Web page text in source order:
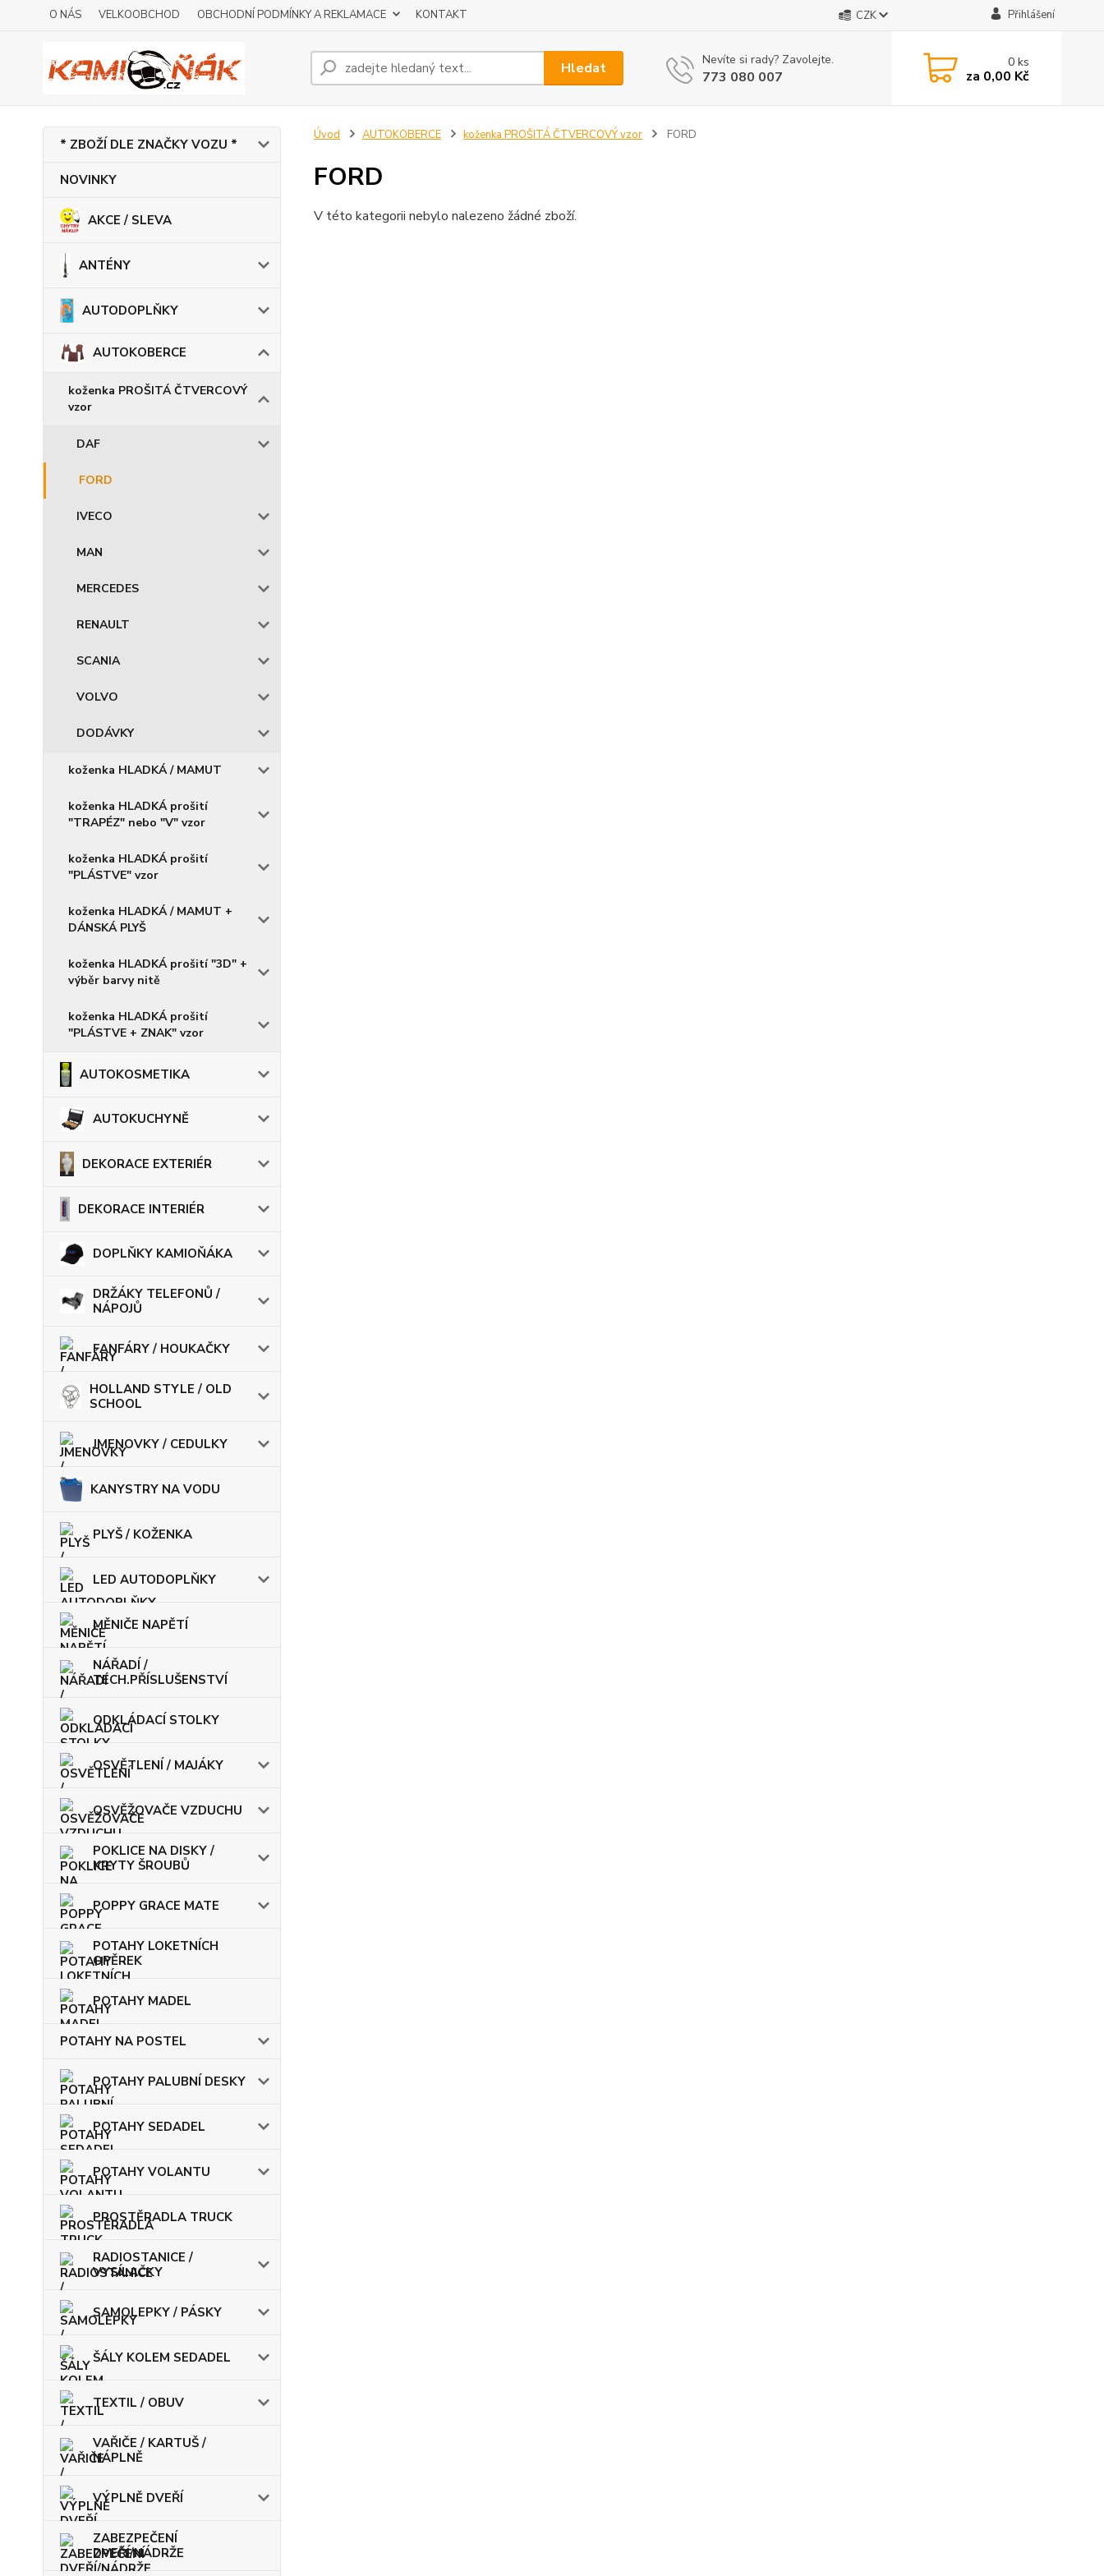
O NÁS VELKOOBCHOD OBCHODNÍ PODMÍNKY A REKLAMACE KONTAKT CZK Přihlášení
Hledat Nevíte si rady? Zavolejte.
773 080 007
0ks
za 0,00 Kč
* ZBOŽÍ DLE ZNAČKY VOZU *
NOVINKY
AKCE / SLEVA
ANTÉNY
AUTODOPLŇKY
AUTOKOBERCE
koženka PROŠITÁ ČTVERCOVÝ
vzor
DAF
FORD
IVECO
MAN
MERCEDES
RENAULT
SCANIA
VOLVO
DODÁVKY
koženka HLADKÁ / MAMUT
koženka HLADKÁ prošití
"TRAPÉZ" nebo "V" vzor
koženka HLADKÁ prošití
"PLÁSTVE" vzor
koženka HLADKÁ / MAMUT +
DÁNSKÁ PLYŠ
koženka HLADKÁ prošití "3D" +
výběr barvy nitě
koženka HLADKÁ prošití
"PLÁSTVE + ZNAK" vzor
AUTOKOSMETIKA
AUTOKUCHYNĚ
DEKORACE EXTERIÉR
DEKORACE INTERIÉR
DOPLŇKY KAMIOŇÁKA
DRŽÁKY TELEFONŮ /
NÁPOJŮ
FANFÁRY / HOUKAČKY
HOLLAND STYLE / OLD
SCHOOL
JMENOVKY / CEDULKY
KANYSTRY NA VODU
PLYŠ / KOŽENKA
LED AUTODOPLŇKY
MĚNIČE NAPĚTÍ
NÁŘADÍ /
TECH.PŘÍSLUŠENSTVÍ
ODKLÁDACÍ STOLKY
OSVĚTLENÍ / MAJÁKY
OSVĚŽOVAČE VZDUCHU
POKLICE NA DISKY /
KRYTY ŠROUBŮ
POPPY GRACE MATE
POTAHY LOKETNÍCH
OPĚREK
POTAHY MADEL
POTAHY NA POSTEL
POTAHY PALUBNÍ DESKY
POTAHY SEDADEL
POTAHY VOLANTU
PROSTĚRADLA TRUCK
RADIOSTANICE /
VYSÍLAČKY
SAMOLEPKY / PÁSKY
ŠÁLY KOLEM SEDADEL
TEXTIL / OBUV
VAŘIČE / KARTUŠ /
NÁPLNĚ
VÝPLNĚ DVEŘÍ
ZABEZPEČENÍ
DVEŘÍ/NÁDRŽE
Úvod AUTOKOBERCE koženka PROŠITÁ ČTVERCOVÝ vzor FORD
FORD
V této kategorii nebylo nalezeno žádné zboží.